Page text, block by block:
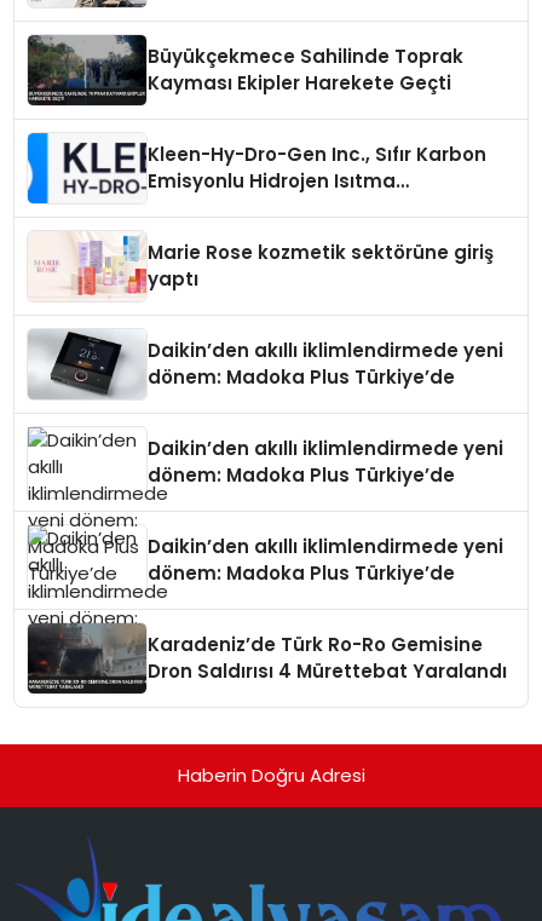
Büyükçekmece Sahilinde Toprak
Kayması Ekipler Harekete Geçti
Kleen-Hy-Dro-Gen Inc., Sıfır Karbon
Emisyonlu Hidrojen Isıtma
Marie Rose kozmetik sektörüne giriş
yaptı
Daikin’den akıllı iklimlendirmede yeni
dönem: Madoka Plus Türkiye’de
Daikin’den akıllı iklimlendirmede yeni
dönem: Madoka Plus Türkiye’de
Daikin’den akıllı iklimlendirmede yeni
dönem: Madoka Plus Türkiye’de
Karadeniz’de Türk Ro-Ro Gemisine
Dron Saldırısı 4 Mürettebat Yaralandı
Haberin Doğru Adresi